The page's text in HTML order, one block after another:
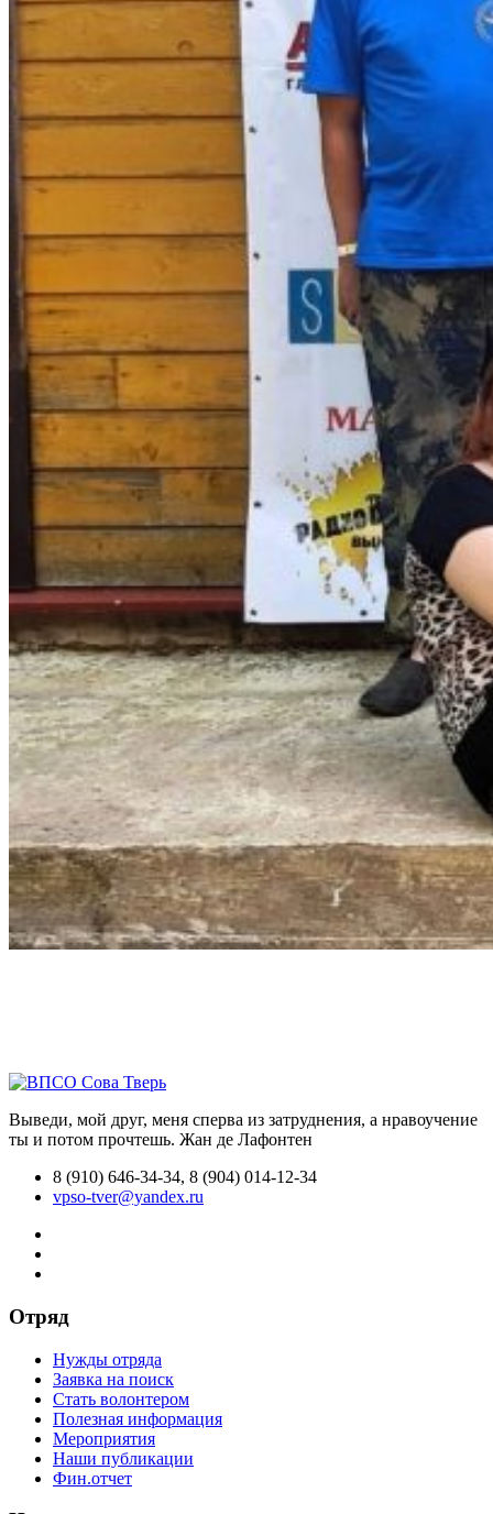
Выведи, мой друг, меня сперва из затруднения, а нравоучение
ты и потом прочтешь. Жан де Лафонтен
8 (910) 646-34-34, 8 (904) 014-12-34
vpso-tver@yandex.ru
Отряд
Нужды отряда
Заявка на поиск
Стать волонтером
Полезная информация
Мероприятия
Наши публикации
Фин.отчет